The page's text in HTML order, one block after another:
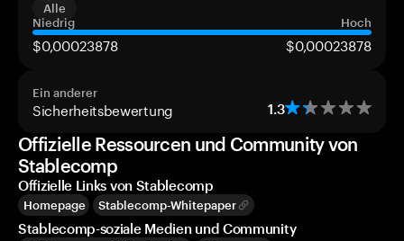
Alle
Niedrig
Hoch
$0,00023878 $0,00023878
Ein anderer
Sicherheitsbewertung 1.3
Offizielle Ressourcen und Community von
Stablecomp
Offizielle Links von Stablecomp
Homepage Stablecomp-Whitepaper
Stablecomp-soziale Medien und Community